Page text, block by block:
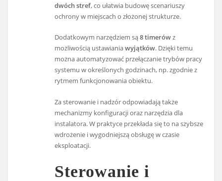
dwóch stref, co ułatwia budowę scenariuszy
ochrony w miejscach o złożonej strukturze.
Dodatkowym narzędziem są8 timerówz
możliwością ustawianiawyjątków. Dzięki temu
można automatyzować przełączanie trybów pracy
systemu w określonych godzinach, np. zgodnie z
rytmem funkcjonowania obiektu.
Za sterowanie i nadzór odpowiadają także
mechanizmy konfiguracji oraz narzędzia dla
instalatora. W praktyce przekłada się to na szybsze
wdrożenie i wygodniejszą obsługę w czasie
eksploatacji.
Sterowanie i